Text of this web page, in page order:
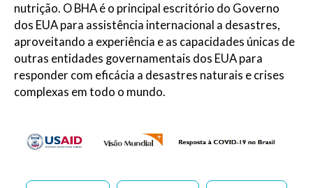
nutrição. O BHA é o principal escritório do Governo
dos EUA para assistência internacional a desastres,
aproveitando a experiência e as capacidades únicas de
outras entidades governamentais dos EUA para
responder com eficácia a desastres naturais e crises
complexas em todo o mundo.